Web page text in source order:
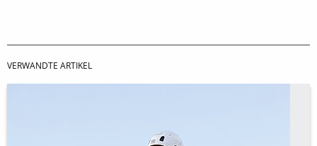
VERWANDTE ARTIKEL